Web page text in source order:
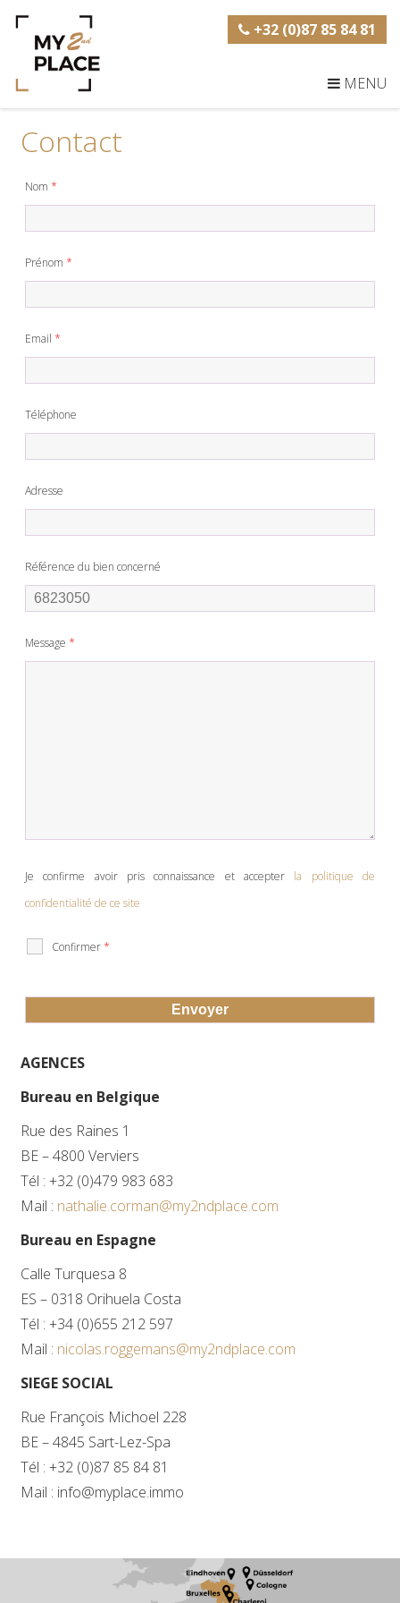
+32 (0)87 85 84 81
MENU
Contact
Nom *
Prénom *
Email *
Téléphone
Adresse
Référence du bien concerné
Message *
Je confirme avoir pris connaissance et accepter la politique de
confidentialité de ce site
Confirmer *
AGENCES
Bureau en Belgique
Rue des Raines 1
BE – 4800 Verviers
Tél : +32 (0)479 983 683
Mail : nathalie.corman@my2ndplace.com
Bureau en Espagne
Calle Turquesa 8
ES – 0318 Orihuela Costa
Tél : +34 (0)655 212 597
Mail : nicolas.roggemans@my2ndplace.com
SIEGE SOCIAL
Rue François Michoel 228
BE – 4845 Sart-Lez-Spa
Tél : +32 (0)87 85 84 81
Mail : info@myplace.immo